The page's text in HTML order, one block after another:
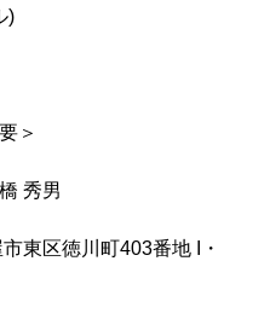
)
＞
秀男
徳川町403番地 I・